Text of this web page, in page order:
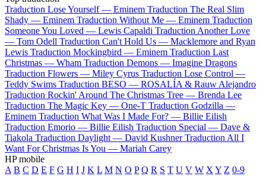
Traduction Lose Yourself — Eminem Traduction The Real Slim
Shady — Eminem Traduction Without Me — Eminem Traduction
Someone You Loved — Lewis Capaldi Traduction Another Love
— Tom Odell Traduction Can't Hold Us — Macklemore and Ryan
Lewis Traduction Mockingbird — Eminem Traduction Last
Christmas — Wham Traduction Demons — Imagine Dragons
Traduction Flowers — Miley Cyrus Traduction Lose Control —
Teddy Swims Traduction BESO — ROSALÍA & Rauw Alejandro
Traduction Rockin' Around The Christmas Tree — Brenda Lee
Traduction The Magic Key — One-T Traduction Godzilla —
Eminem Traduction What Was I Made For? — Billie Eilish
Traduction Emorio — Billie Eilish Traduction Special — Dave &
Tiakola Traduction Daylight — David Kushner Traduction All I
Want For Christmas Is You — Mariah Carey
HP mobile
A B C D E F G H I J K L M N O P Q R S T U V W XY Z 0-9